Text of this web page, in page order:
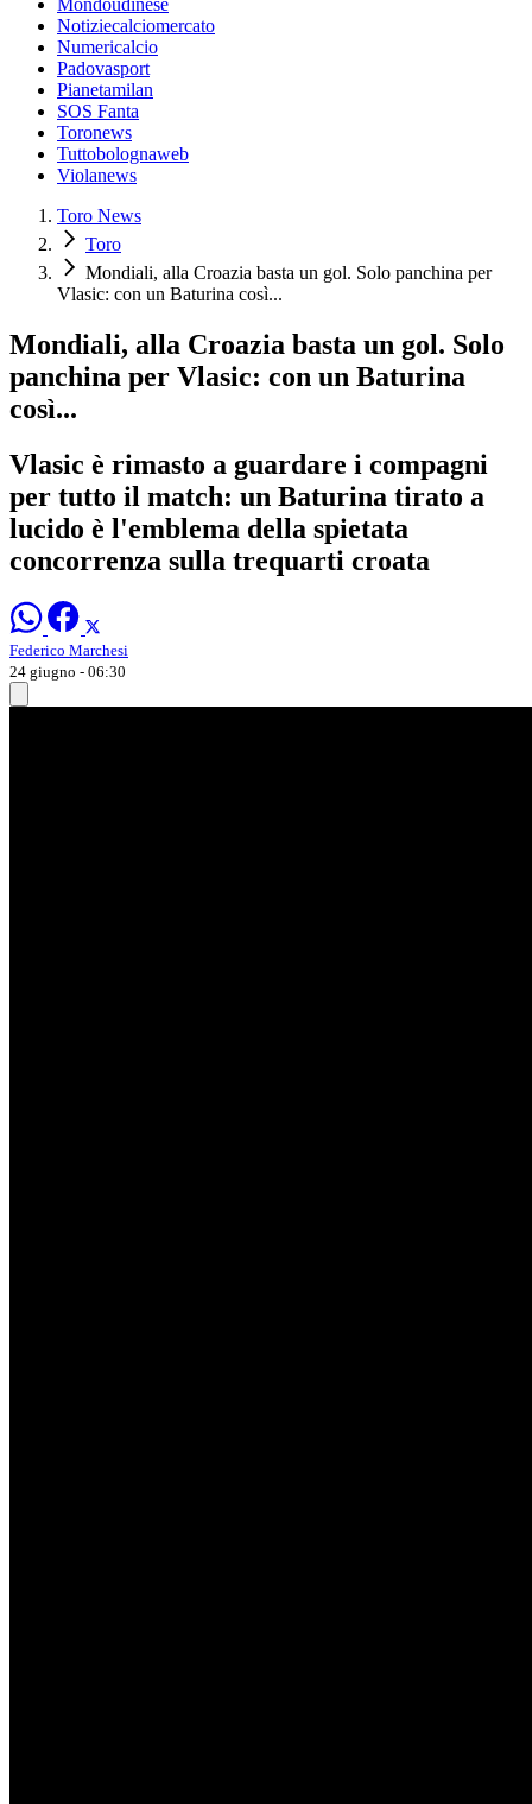
Mondoudinese
Notiziecalciomercato
Numericalcio
Padovasport
Pianetamilan
SOS Fanta
Toronews
Tuttobolognaweb
Violanews
Toro News
Toro
Mondiali, alla Croazia basta un gol. Solo panchina per
Vlasic: con un Baturina così...
Mondiali, alla Croazia basta un gol. Solo
panchina per Vlasic: con un Baturina
così...
Vlasic è rimasto a guardare i compagni
per tutto il match: un Baturina tirato a
lucido è l'emblema della spietata
concorrenza sulla trequarti croata
Federico Marchesi
24 giugno - 06:30